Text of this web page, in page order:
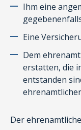
Ihm eine
Eine
Dem
erstatten, die
entstanden
Der